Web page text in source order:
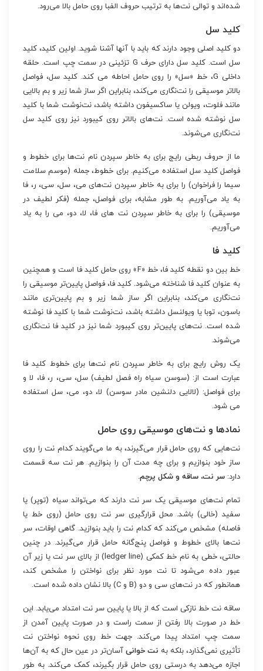
شده‌اند و توالی نت‌ها به ترتیب حروف الفبا روی حامل بالا می‌رود.
کلید سل
دو کلید اصلی وجود دارند که باید با آنها آشنا شوید. اولین کلید، کلید
سل است. کلید سل دارای حرف G تزئینی در سمت چپ است. حلقه
داخلی G، خط «سل» را روی حامل احاطه می کند. کلید سل، فواصل
بالاتر موسیقی را نت‌نگاری می‌کند، بنابراین اگر ساز شما زیر و بم بالایی
مانند فلوت، ویولن یا ساکسیفون داشته باشد، نت‌نوشت شما با کلید
سل نوشته شده است. نت‌های بالاتر روی کیبورد نیز روی کلید سل
نت‌نگاری می‌شوند.
ما از حروف ربطی رایج برای به خاطر سپردن نام نت‌ها برای خطوط و
فواصل کلید سل استفاده می‌کنیم. برای خطوط، جمله (موسم سلامت
سیما را فراخوان) را برای به خاطر سپردن نت‌های می، سل، سی، ر، فا
به یاد می‌آوریم. به طور مشابه، برای فواصل، جمله (فکر لطیف در
موسیقی) را برای به خاطر سپردن نت های فا، لا، دو، می را به یاد
می‌آوریم.
کلید فا
خط بین دو نقطه کلید فا، خط «F» روی حامل کلید فا است و همچنین
به عنوان کلید فا شناخته می‌شود. کلید فا، فواصل پایین‌تر موسیقی را
نت‌نگاری می‌کند، بنابراین اگر ساز شما زیر و بم پایین‌تری مانند
باسون، توبا یا ویولنسل داشته باشد، نت‌نوشت شما با کلید فا نوشته
شده است. نت‌های پایین‌تر روی کیبورد شما نیز در کلید فا نت‌نگاری
می‌شوند.
یک روش رایج برای به خاطر سپردن نام نت‌ها برای خطوط کلید فا
عبارت است از: (سوسن سیاه راه فصل لطیف) سل، سی، ر، فا، لا و
برای فواصل: (لالایی دلنشین مادر سوسن) لا، دو، می، سل استفاده
می شود.
نمادها و نت‌های موسیقی روی حامل
نت‌هایی که روی حامل قرار می‌گیرند، به ما می‌گویند کدام نت را روی
ساز خود بنوازیم و برای چه مدت آن را بنوازیم. هر نت سه قسمت
دارد: سر نت، ساقه و شکل پرچم.
تمام نت‌های موسیقی یک سر نت دارند که می‌تواند سیاه (توپر) یا
سفید (خالی) باشد. محل قرارگیری سر نت روی حامل (روی خط یا
فاصله) مشخص می‌کند که کدام نت را باید بنوازید. گاهی اوقات، سر
نت‌ها بالای خطوط و فواصل پنج‌گانه حامل قرار می‌گیرند. در چنین
حالتی، خطی به نام خط کمکی (ledger line) از بالای سر نت یا زیر آن
عبور داده می‌شود تا نت مورد نظر برای نواختن را مشخص کند،
همانطور که در نت‌های سی و دو (B و C) بالا نشان داده شده است.
ساقه نت خط نازکی است که از بالا یا پایین سر نت امتداد می‌یابد. این
خط در صورت بالا رفتن از سمت راست و در صورت پایین آمدن از
سمت چپ امتداد پیدا می‌کند. جهت خط روی نحوه نواختن نت
تأثیری نمی‌گذارد، بلکه به نت خوانی آسان‌تر در عین حال که به آن‌ها
اجازه می‌دهد به درستی روی حامل قرار بگیرند، کمک می‌کند. به طور